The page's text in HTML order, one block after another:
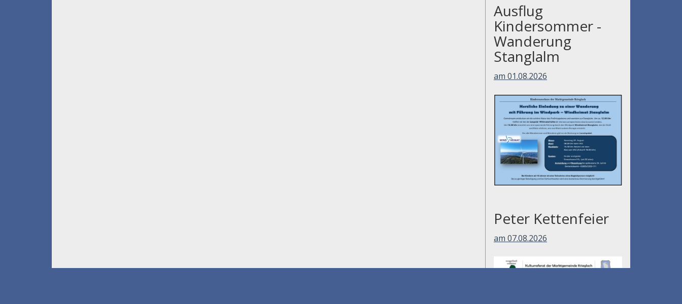
Ausflug
Kindersommer -
Wanderung
Stanglalm
am 01.08.2026
Peter Kettenfeier
am 07.08.2026